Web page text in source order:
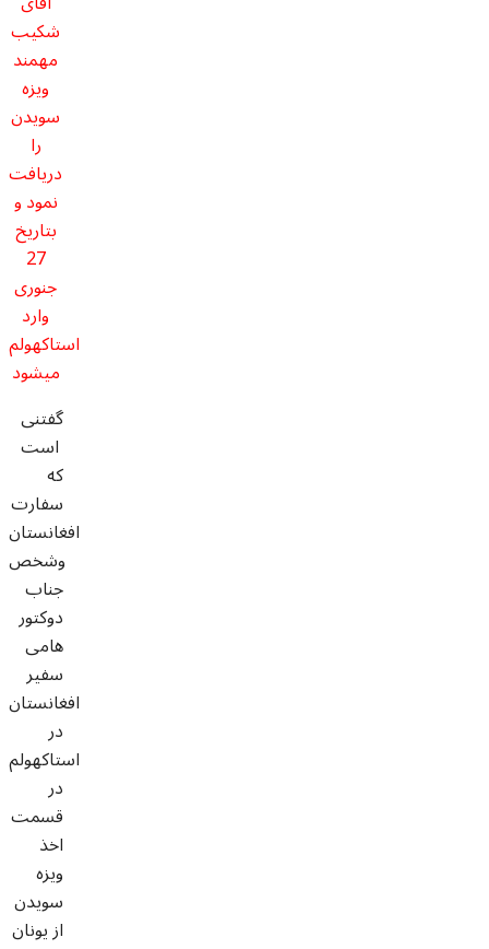
شکیب
مهمند
ویزه
سویدن
را
دریافت
نمود و
بتاریخ
27
جنوری
وارد
استاکهولم
میشود
گفتنی
است
که
سفارت
افغانستان
وشخص
جناب
دوکتور
هامی
سفیر
افغانستان
در
استاکهولم
در
قسمت
اخذ
ویزه
سویدن
از یونان